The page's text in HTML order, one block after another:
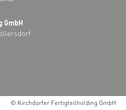
© Kirchdorfer Fertigteilholding GmbH